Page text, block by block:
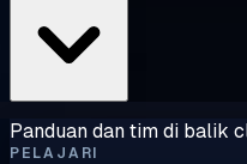
Panduan dan tim di balik
PELAJARI